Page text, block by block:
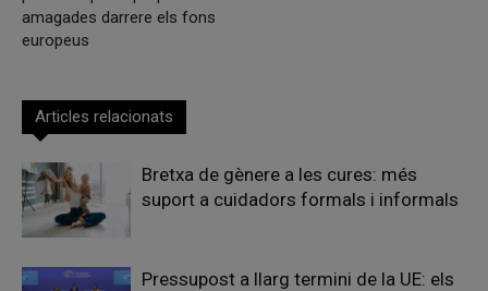
amagades darrere els fons
europeus
Articles relacionats
Bretxa de gènere a les cures: més
suport a cuidadors formals i informals
Pressupost a llarg termini de la UE: els